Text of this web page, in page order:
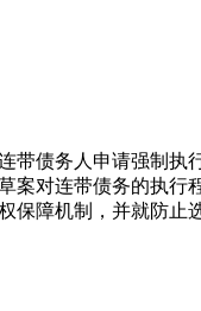
债务人申请强制执
案对连带债务的执行
障机制，并就防止